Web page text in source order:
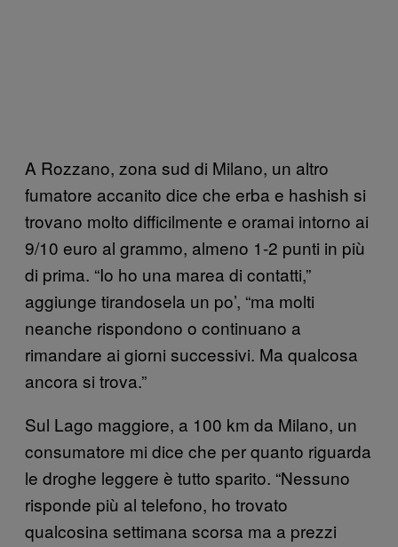
A Rozzano, zona sud di Milano, un altro
fumatore accanito dice che erba e hashish si
trovano molto difficilmente e oramai intorno ai
9/10 euro al grammo, almeno 1-2 punti in più
di prima. “Io ho una marea di contatti,”
aggiunge tirandosela un po’, “ma molti
neanche rispondono o continuano a
rimandare ai giorni successivi. Ma qualcosa
ancora si trova.”
Sul Lago maggiore, a 100 km da Milano, un
consumatore mi dice che per quanto riguarda
le droghe leggere è tutto sparito. “Nessuno
risponde più al telefono, ho trovato
qualcosina settimana scorsa ma a prezzi